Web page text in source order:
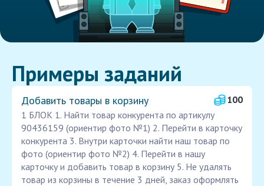
Примеры заданий
Добавить товары в корзину
100
1 БЛОК 1. Найти товар конкурента по артикулу
90436159 (ориентир фото №1) 2. Перейти в карточку
конкурента 3. Внутри карточки найти наш товар по
фото (ориентир фото №2) 4. Перейти в нашу
карточку и добавить товар в корзину 5. Не удалять
товар из корзины в течение 3 дней, заказ оформлять